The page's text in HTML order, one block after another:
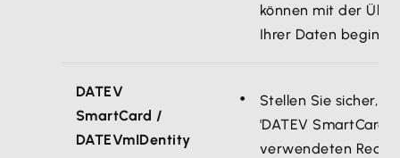
können mit der
Ihrer Daten
DATEV
SmartCard /
DATEVmIDentity
Stellen Sie sicher,
'DATEV SmartCard'
verwendeten